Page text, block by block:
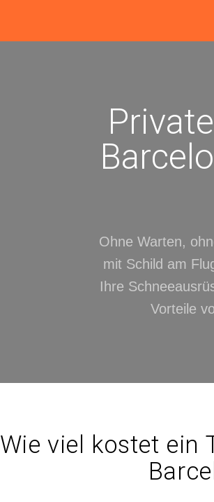
Ohne Warten,
mit Schild am
Ihre
Vorteile
Wie viel kostet ein